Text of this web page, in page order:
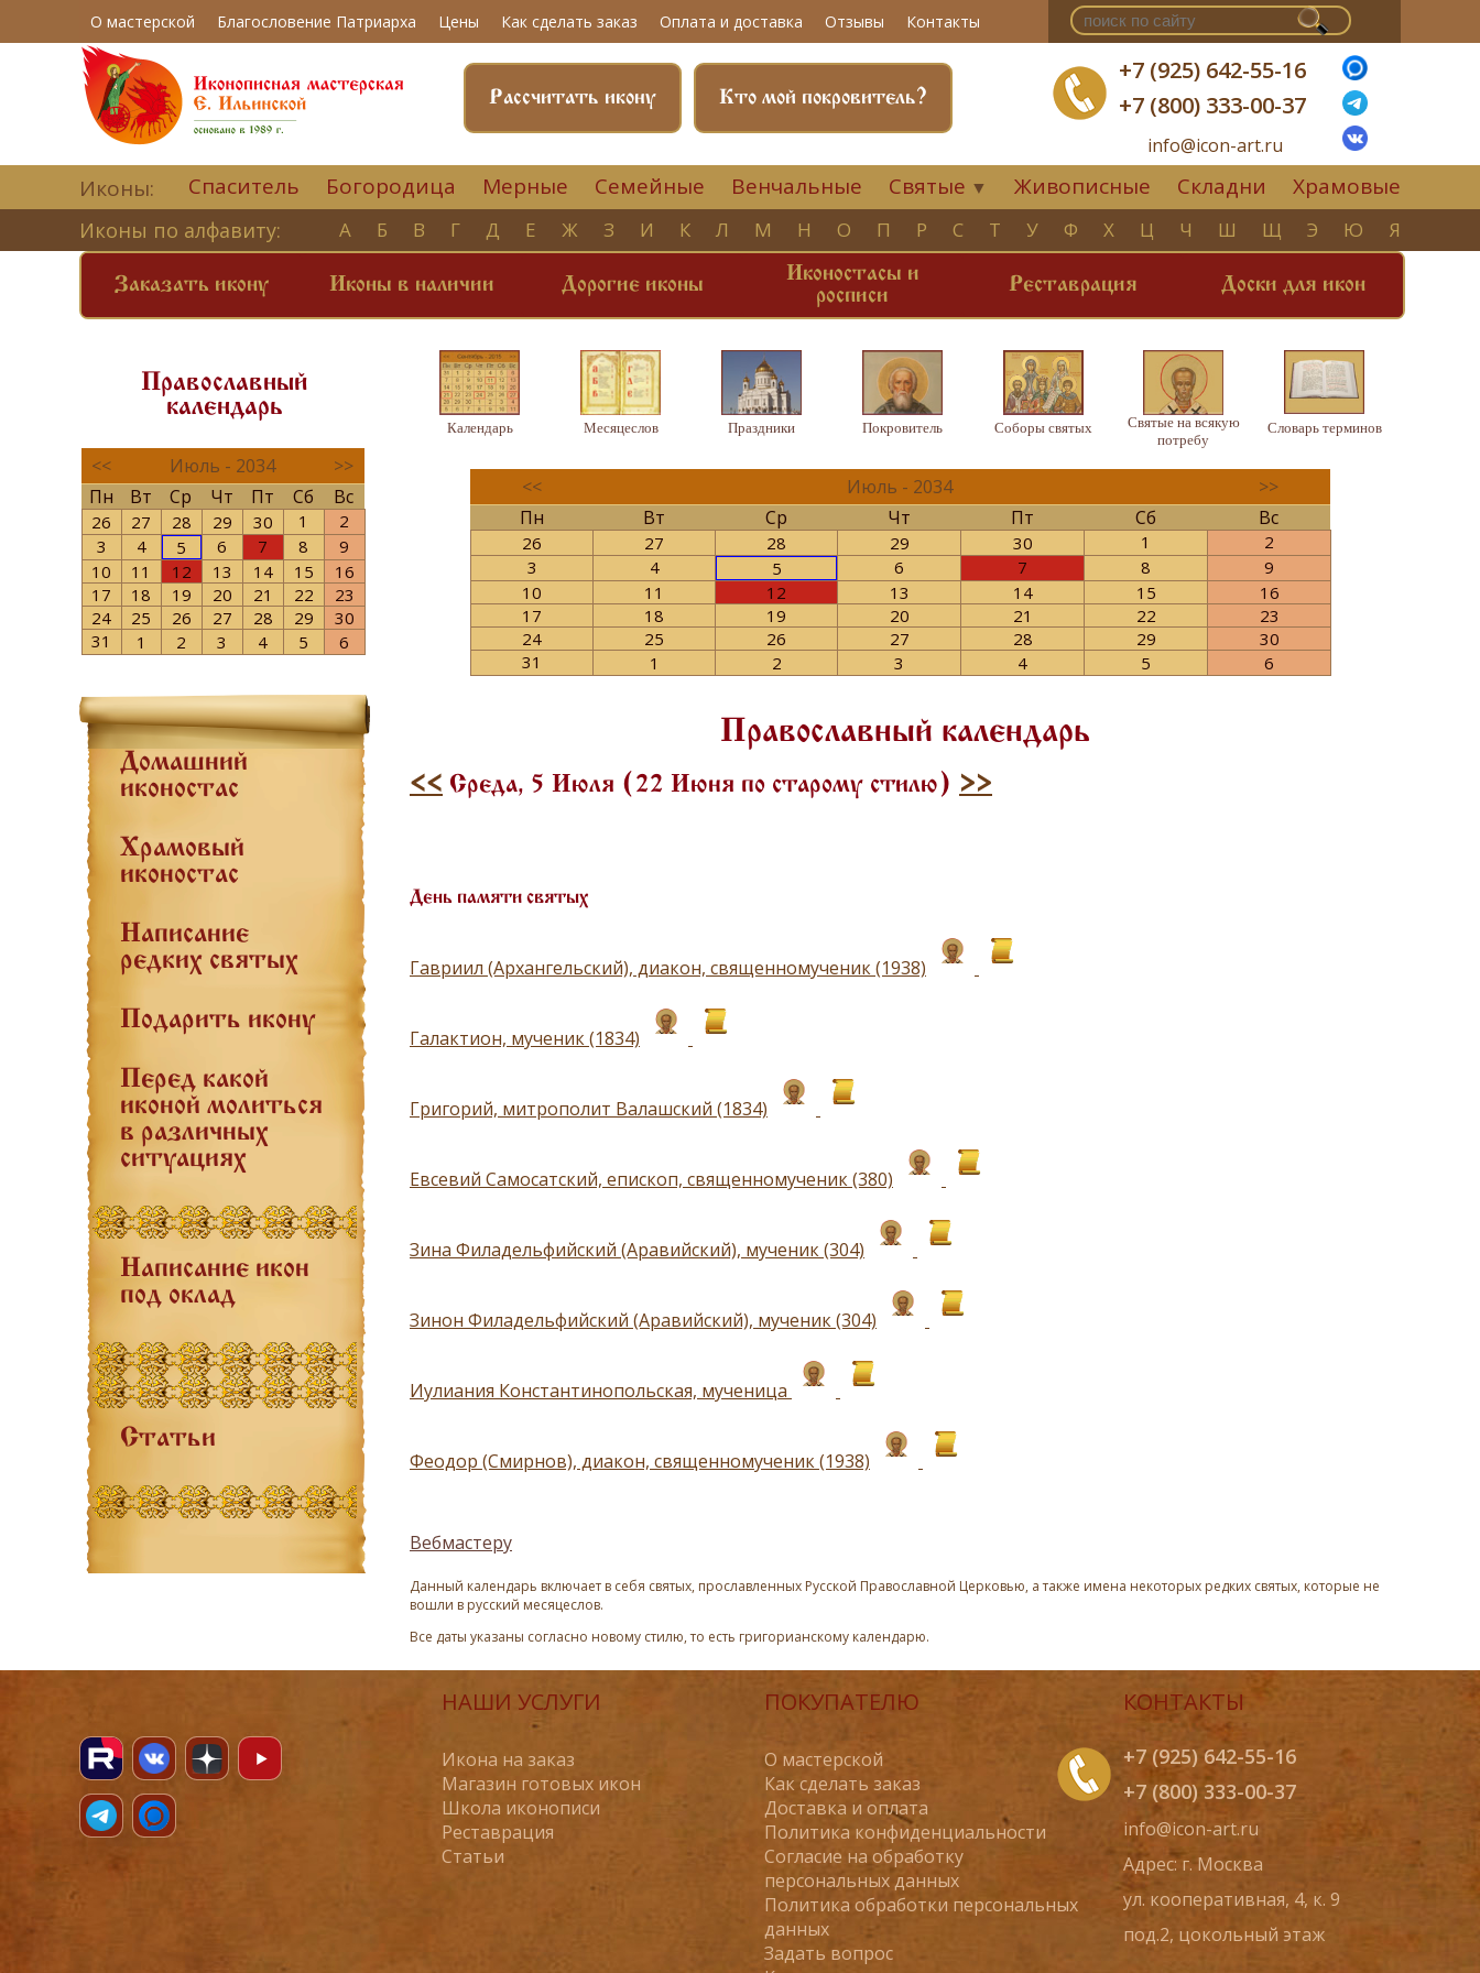
О мастерской Благословение Патриарха Цены Как сделать заказ Оплата и доставка Отзывы Контакты
+7 (925) 642-55-16
+7 (800) 333-00-37
info@icon-art.ru
Кто мой покровитель?
Рассчитать икону
Иконы: Спаситель Богородица Мерные Семейные Венчальные Святые ▼ Живописные Складни Храмовые
Иконы по алфавиту: А Б В Г Д Е Ж З И К Л М Н О П Р С Т У Ф Х Ц Ч Ш Щ Э Ю Я
Заказать икону Иконы в наличии Дорогие иконы
Иконостасы и
росписи
Реставрация Доски для икон
Православный
календарь
<< Июль - 2034
>>
Пн
Вт Ср Чт Пт Сб Вс
26 27 28 29 30 1
2
3
4 5 6 7 8
9
10
11 12 13 14 15
16
17
18 19 20 21 22
23
24
25 26 27 28 29
30
31
1 2 3 4 5 6
Домашний
иконостас
Храмовый
иконостас
Написание
редких святых
Подарить икону
Перед какой
иконой молиться
в различных
ситуациях
Написание икон
под оклад
Статьи
Календарь Месяцеслов Праздники Покровитель Соборы святых
Святые на всякую
потребу
Словарь терминов
<< Июль - 2034
>>
Пн
Вт Ср Чт Пт Сб Вс
26 27 28 29 30 1
2
3
4 5 6 7 8
9
10
11 12 13 14 15
16
17
18 19 20 21 22
23
24
25 26 27 28 29
30
31
1 2 3 4 5 6
Православный календарь
<< Среда, 5 Июля (22 Июня по старому стилю) >>
День памяти святых
Гавриил (Архангельский), диакон, священномученик (1938)
Галактион, мученик (1834)
Григорий, митрополит Валашский (1834)
Евсевий Самосатский, епископ, священномученик (380)
Зина Филадельфийский (Аравийский), мученик (304)
Зинон Филадельфийский (Аравийский), мученик (304)
Иулиания Константинопольская, мученица
Феодор (Смирнов), диакон, священномученик (1938)
Вебмастеру
Данный календарь включает в себя святых, прославленных Русской Православной Церковью, а также имена некоторых редких святых, которые не
вошли в русский месяцеслов.
Все даты указаны согласно новому стилю, то есть григорианскому календарю.
НАШИ УСЛУГИ
Икона на заказ
Магазин готовых икон
Школа иконописи
Реставрация
Статьи
ПОКУПАТЕЛЮ
О мастерской
Как сделать заказ
Доставка и оплата
Политика конфиденциальности
Согласие на обработку
персональных данных
Политика обработки персональных
данных
Задать вопрос
КОНТАКТЫ
+7 (925) 642-55-16
+7 (800) 333-00-37
info@icon-art.ru
Адрес: г. Москва
ул. кооперативная, 4, к. 9
под.2, цокольный этаж